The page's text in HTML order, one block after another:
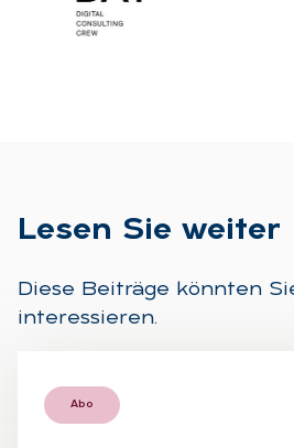
Le­sen Sie wei­ter
Diese Beiträge könnten
interessieren.
Abo